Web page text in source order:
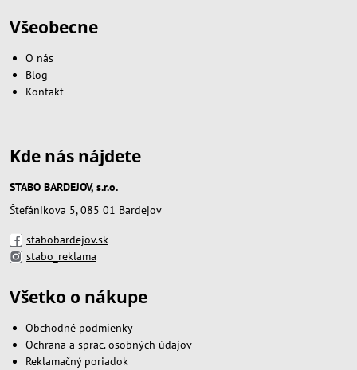
Všeobecne
O nás
Blog
Kontakt
Kde nás nájdete
STABO BARDEJOV, s.r.o.
Štefánikova 5, 085 01 Bardejov
stabobardejov.sk
stabo_reklama
Všetko o nákupe
Obchodné podmienky
Ochrana a sprac. osobných údajov
Reklamačný poriadok